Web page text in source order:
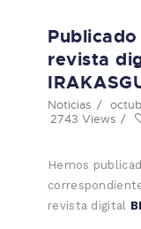
revista
Noticias
2743 Views
Hemos
revista digital